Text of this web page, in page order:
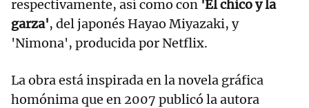
respectivamente, así como con 'El chico y la
garza', del japonés Hayao Miyazaki, y
'Nimona', producida por Netflix.
La obra está inspirada en la novela gráfica
homónima que en 2007 publicó la autora